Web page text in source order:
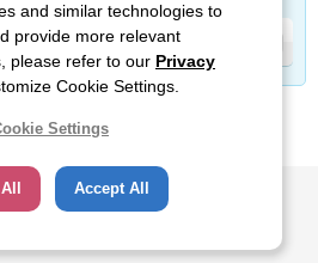
て 関連サイト
プライバシーポリシー
ャルメディアポリシー
and similar technologies to
provide more relevant
please refer to our Privacy
Cookie Settings.
Settings
Accept All